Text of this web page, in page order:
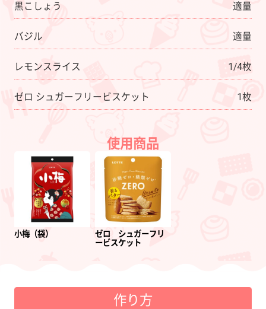
黒こしょう 適量
バジル 適量
レモンスライス 1/4枚
ゼロ シュガーフリービスケット 1枚
使用商品
小梅（袋）
ゼロ シュガーフリ
ービスケット
作り方